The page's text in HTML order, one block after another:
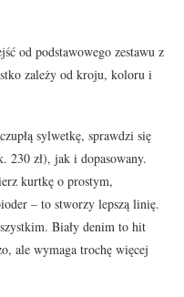
od podstawowego zestawu z
zależy od kroju, koloru i
sylwetkę, sprawdzi się
230 zł), jak i dopasowany.
kurtkę o prostym,
– to stworzy lepszą linię.
Biały denim to hit
ale wymaga trochę więcej